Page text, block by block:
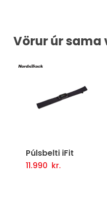
Vörur úr sama
Púlsbelti iFit
11.990 kr.
Setja Í Körfu